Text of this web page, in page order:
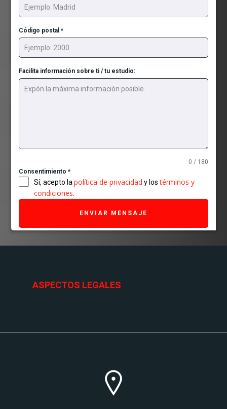
Código postal*
Facilita información sobre ti / tu estudio:
0 / 180
Consentimiento*
Sí, acepto lapolítica de privacidad y lostérminos y
condiciones
ENVIAR MENSAJE
ASPECTOS LEGALES